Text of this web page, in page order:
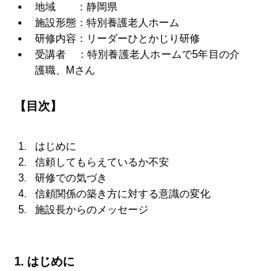
地域　　：静岡県
施設形態：特別養護老人ホーム
研修内容：リーダーひとかじり研修
受講者　：特別養護老人ホームで5年目の介
護職、Mさん
【目次】
はじめに
信頼してもらえているか不安
研修での気づき
信頼関係の築き方に対する意識の変化
施設長からのメッセージ
1. はじめに